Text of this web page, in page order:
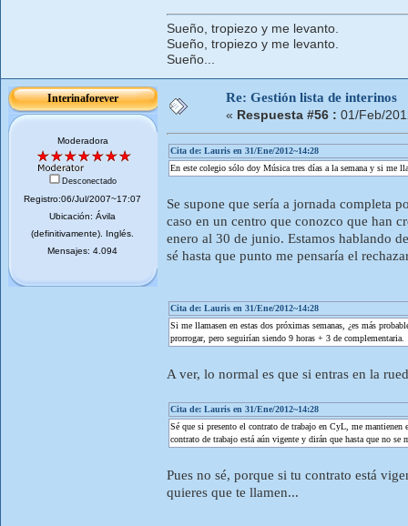
Sueño, tropiezo y me levanto.
Sueño, tropiezo y me levanto.
Sueño...
Interinaforever
Moderadora
Desconectado
Registro:06/Jul/2007~17:07
Ubicación: Ávila
(definitivamente). Inglés.
Mensajes: 4.094
Re: Gestión lista de interinos
« Respuesta #56 : 01/Feb/
Cita de: Lauris en 31/Ene/2012~14:28
En este colegio sólo doy Música tres días a la semana y si me
Se supone que sería a jornada completa
caso en un centro que conozco que han
enero al 30 de junio. Estamos hablando
sé hasta que punto me pensaría el
Cita de: Lauris en 31/Ene/2012~14:28
Si me llamasen en estas dos próximas semanas, ¿es más
prorrogar, pero seguirían siendo 9 horas + 3 de complementaria.
A ver, lo normal es que si entras en la
Cita de: Lauris en 31/Ene/2012~14:28
Sé que si presento el contrato de trabajo en CyL, me
contrato de trabajo está aún vigente y dirán que hasta que no se
Pues no sé, porque si tu contrato está
quieres que te llamen...